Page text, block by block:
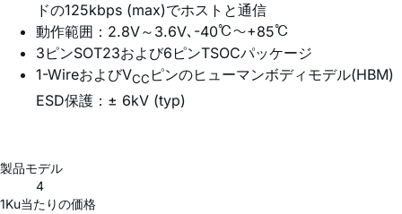
ドの125kbps (max)でホストと通信
動作範囲：2.8V～3.6V､-40℃～+85℃
3ピンSOT23および6ピンTSOCパッケージ
1-WireおよびVCC ピンのヒューマンボディモデル(HBM)
ESD保護：± 6kV (typ)
製品モデル
4
1Ku当たりの価格